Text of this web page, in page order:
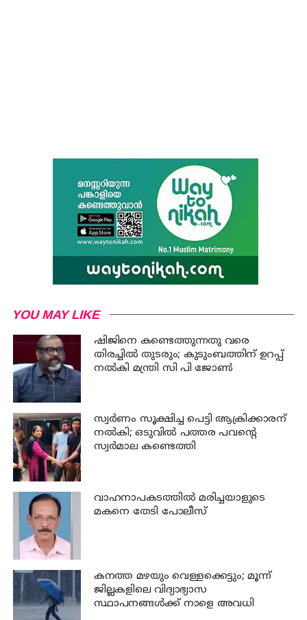
YOU MAY LIKE
ഷിജിനെ കണ്ടെത്തുന്നതു വരെ
തിരച്ചില്‍ തുടരും; കുടുംബത്തിന് ഉറപ്പ്
നല്‍കി മന്ത്രി സി പി ജോണ്‍
സ്വര്‍ണം സൂക്ഷിച്ച പെട്ടി ആക്രിക്കാരന്
നല്‍കി; ഒടുവില്‍ പത്തര പവന്റെ
സ്വര്‍മാല കണ്ടെത്തി
വാഹനാപകടത്തില്‍ മരിച്ചയാളുടെ
മകനെ തേടി പോലീസ്
കനത്ത മഴയും വെള്ളക്കെട്ടും; മൂന്ന്‌
ജില്ലകളിലെ വിദ്യാഭ്യാസ
സ്ഥാപനങ്ങള്‍ക്ക് നാളെ അവധി